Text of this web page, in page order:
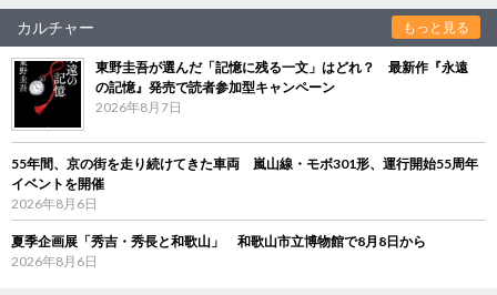
カルチャー もっと見る
東野圭吾が選んだ「記憶に残る一文」はどれ？ 最新作『永遠
の記憶』発売で読者参加型キャンペーン
2026年8月7日
55年間、京の街を走り続けてきた車両 嵐山線・モボ301形、運行開始55周年
イベントを開催
2026年8月6日
夏季企画展「秀吉・秀長と和歌山」 和歌山市立博物館で8月8日から
2026年8月6日